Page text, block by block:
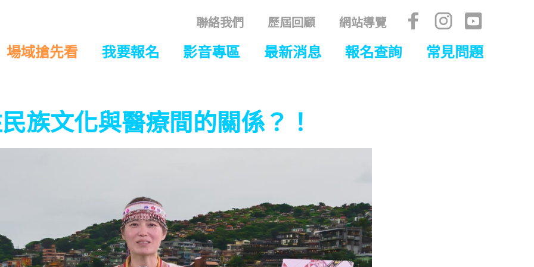
聯絡我們 歷屆回顧 網站導覽
場域搶先看 我要報名 影音專區 最新消息 報名查詢 常見問題
族文化與醫療間的關係？！